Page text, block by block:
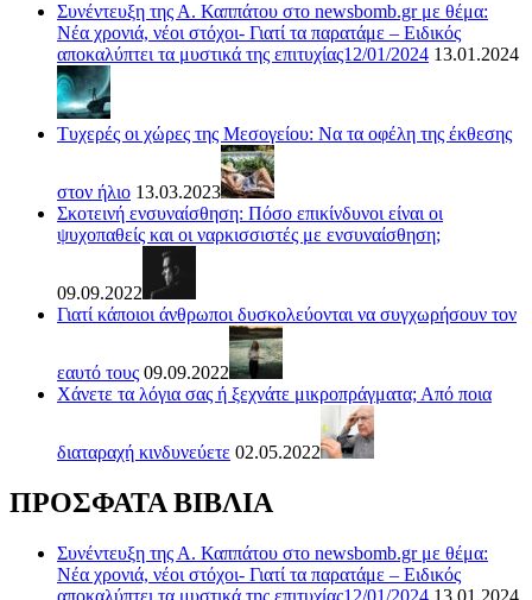
Συνέντευξη της Α. Καππάτου στο newsbomb.gr με θέμα:
Νέα χρονιά, νέοι στόχοι- Γιατί τα παρατάμε – Ειδικός
αποκαλύπτει τα μυστικά της επιτυχίας12/01/2024 13.01.2024
Τυχερές οι χώρες της Μεσογείου: Να τα οφέλη της έκθεσης
στον ήλιο 13.03.2023
Σκοτεινή ενσυναίσθηση: Πόσο επικίνδυνοι είναι οι
ψυχοπαθείς και οι ναρκισσιστές με ενσυναίσθηση;
09.09.2022
Γιατί κάποιοι άνθρωποι δυσκολεύονται να συγχωρήσουν τον
εαυτό τους 09.09.2022
Χάνετε τα λόγια σας ή ξεχνάτε μικροπράγματα; Από ποια
διαταραχή κινδυνεύετε 02.05.2022
ΠΡΟΣΦΑΤΑ ΒΙΒΛΙΑ
Συνέντευξη της Α. Καππάτου στο newsbomb.gr με θέμα:
Νέα χρονιά, νέοι στόχοι- Γιατί τα παρατάμε – Ειδικός